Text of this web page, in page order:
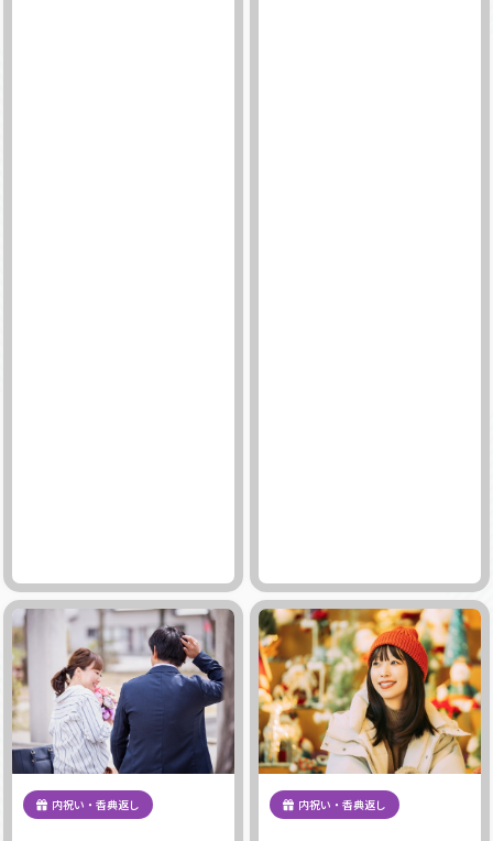
内祝い・香典返し 内祝い・香典返し